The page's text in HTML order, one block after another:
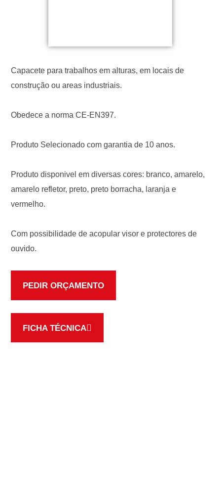
Capacete para trabalhos em alturas, em locais de
construção ou areas industriais.
Obedece a norma CE-EN397.
Produto Selecionado com garantia de 10 anos.
Produto disponivel em diversas cores: branco, amarelo,
amarelo refletor, preto, preto borracha, laranja e
vermelho.
Com possibilidade de acopular visor e protectores de
ouvido.
PEDIR ORÇAMENTO
FICHA TÉCNICA